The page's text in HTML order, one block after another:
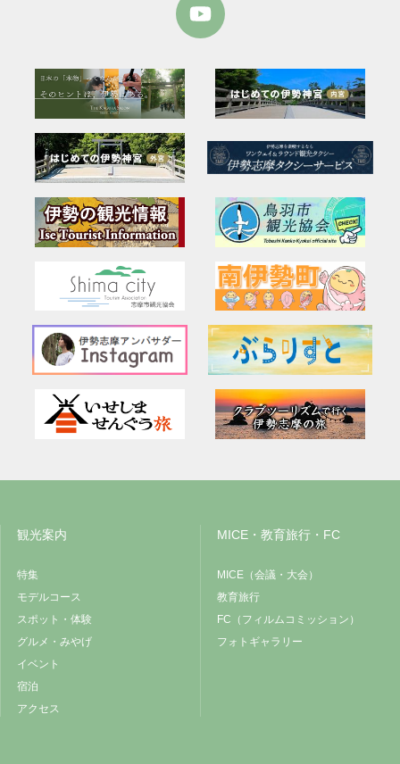
観光案内
特集
モデルコース
スポット・体験
グルメ・みやげ
イベント
宿泊
アクセス
MICE・教育旅行・FC
MICE（会議・大会）
教育旅行
FC（フィルムコミッション）
フォトギャラリー